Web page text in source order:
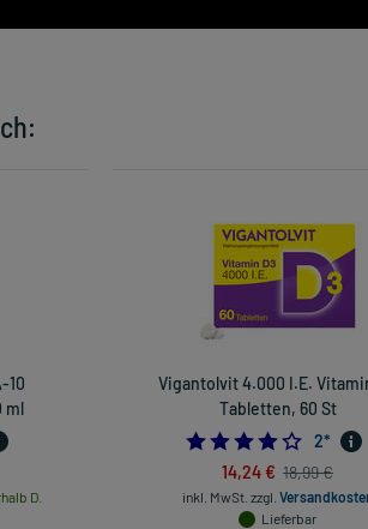
10
ml
D.
Vigantolvit 4.000 I.E.
Tabletten, 60 St
4.0
2*
14,24 € 18,99 €
inkl. MwSt. zzgl.
Lieferbar